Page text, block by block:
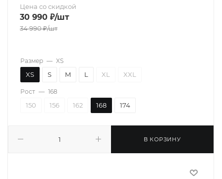
Цена со скидкой
30 990 ₽/шт
34 990₽/шт
В КОРЗИНУ
Размер — XS
XS S M L XL XXL
Рост — 168
150 156 162 168 174